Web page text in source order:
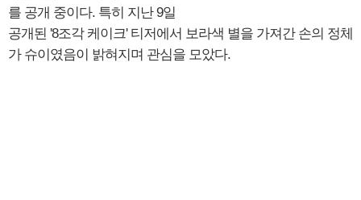
를 공개 중이다. 특히 지난 9일
공개된 '8조각 케이크' 티저에서 보라색 별을 가져간 손의 정체
가 슈이였음이 밝혀지며 관심을 모았다.